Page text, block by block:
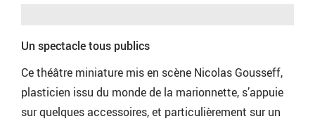
Un spectacle tous publics
Ce théâtre miniature mis en scène Nicolas Gousseff,
plasticien issu du monde de la marionnette, s’appuie
sur quelques accessoires, et particulièrement sur un